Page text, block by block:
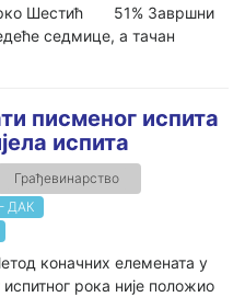
Шестић 51% Завршни
седмице, а тачан
писменог испита
испита
Грађевинарство
ДАК
коначних елемената у
рока није положио